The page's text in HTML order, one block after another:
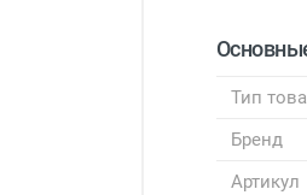
Тип
Бренд
Артикул